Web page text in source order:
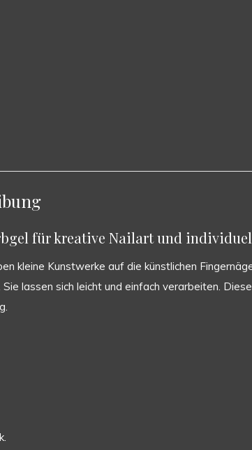
für kreative Nailart und
kleine Kunstwerke auf die künstlichen
lassen sich leicht und einfach verarbeiten.